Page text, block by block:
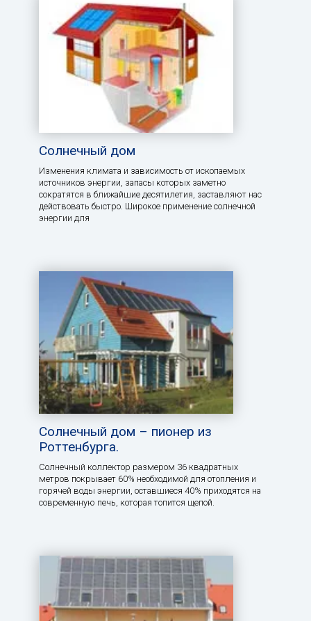
Солнечный дом
Изменения климата и зависимость от ископаемых
источников энергии, запасы которых заметно
сократятся в ближайшие десятилетия, заставляют нас
действовать быстро. Широкое применение солнечной
энергии для
Солнечный дом – пионер из
Роттенбурга.
Солнечный коллектор размером 36 квадратных
метров покрывает 60% необходимой для отопления и
горячей воды энергии, оставшиеся 40% приходятся на
современную печь, которая топится щепой.